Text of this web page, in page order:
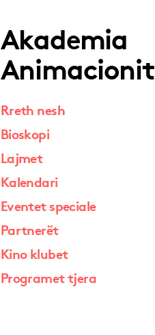
Akademia
Animacionit
Rreth nesh
Bioskopi
Lajmet
Kalendari
Eventet speciale
Partnerët
Kino klubet
Programet tjera